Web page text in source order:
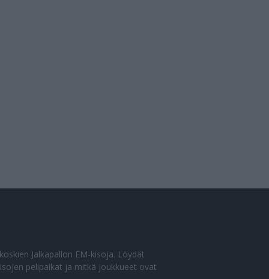
Jalkapallon EM-kisoja. Löydät
pelipaikat ja mitkä joukkueet ovat